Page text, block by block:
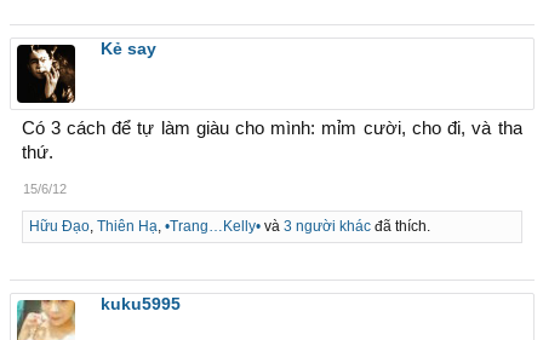
Kẻ say
Có 3 cách để tự làm giàu cho mình: mỉm cười, cho đi, và tha
thứ.
15/6/12
Hữu Đạo, Thiên Hạ, •Trang…Kelly•và 3 người khácđã thích.
kuku5995